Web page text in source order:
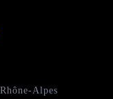
Alpes